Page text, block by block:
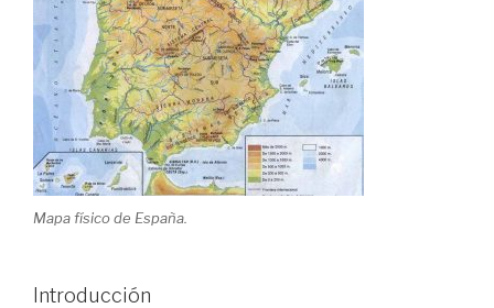
Mapa físico de España.
Introducción